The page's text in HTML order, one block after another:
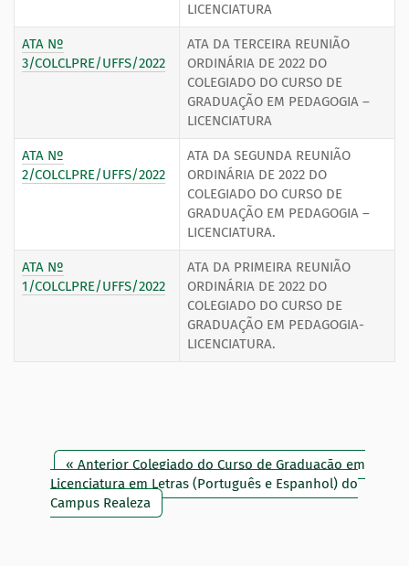
LICENCIATURA
ATA Nº
3/COLCLPRE/UFFS/2022
ATA DA TERCEIRA REUNIÃO
ORDINÁRIA DE 2022 DO
COLEGIADO DO CURSO DE
GRADUAÇÃO EM PEDAGOGIA –
LICENCIATURA
ATA Nº
2/COLCLPRE/UFFS/2022
ATA DA SEGUNDA REUNIÃO
ORDINÁRIA DE 2022 DO
COLEGIADO DO CURSO DE
GRADUAÇÃO EM PEDAGOGIA –
LICENCIATURA.
ATA Nº
1/COLCLPRE/UFFS/2022
ATA DA PRIMEIRA REUNIÃO
ORDINÁRIA DE 2022 DO
COLEGIADO DO CURSO DE
GRADUAÇÃO EM PEDAGOGIA-
LICENCIATURA.
« Anterior Colegiado do Curso de Graduação em
Licenciatura em Letras (Português e Espanhol) do
Campus Realeza